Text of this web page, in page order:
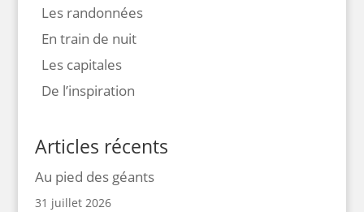
Les randonnées
En train de nuit
Les capitales
De l’inspiration
Articles récents
Au pied des géants
31 juillet 2026